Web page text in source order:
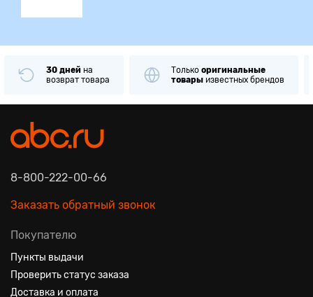
30 дней на
возврат товара
Только оригинальные
товары известных брендов
8-800-222-00-66
Заказать обратный звонок
Покупателю
Пункты выдачи
Проверить статус заказа
Доставка и оплата